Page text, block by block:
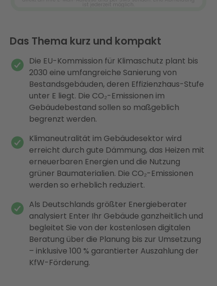
Das Thema kurz und kompakt
Die EU-Kommission für Klimaschutz plant bis
2030 eine umfangreiche Sanierung von
Bestandsgebäuden, deren Effizienzhaus-Stufe
unter E liegt. Die CO₂-Emissionen im
Gebäudebestand sollen so maßgeblich
begrenzt werden.
Klimaneutralität im Gebäudesektor wird
erreicht durch gute Dämmung, das Heizen mit
erneuerbaren Energien und die Nutzung
grüner Baumaterialien. Die CO₂-Emissionen
werden so erheblich reduziert.
Als Deutschlands größter Energieberater
analysiert Enter Ihr Gebäude ganzheitlich und
begleitet Sie von der kostenlosen digitalen
Beratung über die Planung bis zur Umsetzung
– inklusive 100 % garantierter Auszahlung der
KfW-Förderung.